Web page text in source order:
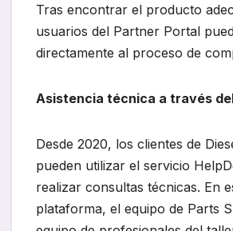
Tras encontrar el producto
usuarios del Partner Portal
directamente al proceso de
Asistencia técnica a través
Desde 2020, los clientes de
pueden utilizar el servicio
realizar consultas técnicas. En
plataforma, el equipo de Parts